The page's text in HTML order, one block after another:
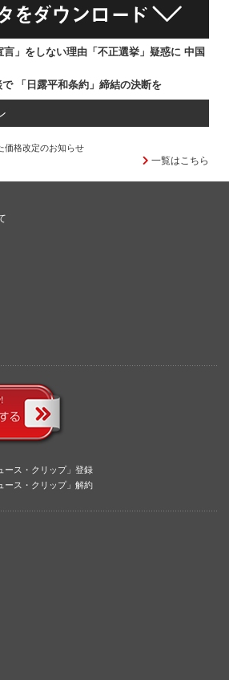
言」をしない理由「不正選挙」疑惑に 中国
「日露平和条約」締結の決断を
価格改定のお知らせ
一覧はこちら
ス・クリップ」登録
ス・クリップ」解約